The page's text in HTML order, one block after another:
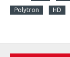
Polytron HD